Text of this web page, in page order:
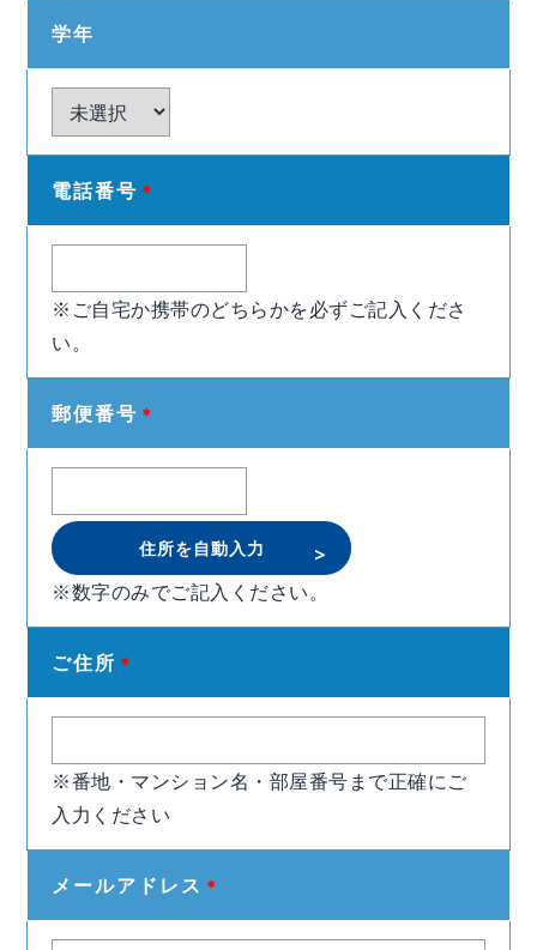
学年
電話番号 ＊
※ご自宅か携帯のどちらかを必ずご記入くださ
い。
郵便番号 ＊
住所を自動入力
※数字のみでご記入ください。
ご住所 ＊
※番地・マンション名・部屋番号まで正確にご
入力ください
メールアドレス ＊